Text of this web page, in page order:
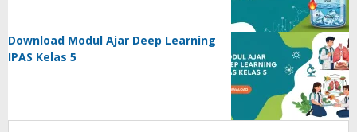
Download Modul Ajar Deep Learning
IPAS Kelas 5